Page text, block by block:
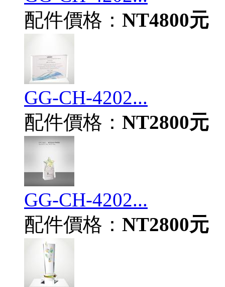
配件價格： NT4800元
GG-CH-4202...
配件價格： NT2800元
GG-CH-4202...
配件價格： NT2800元